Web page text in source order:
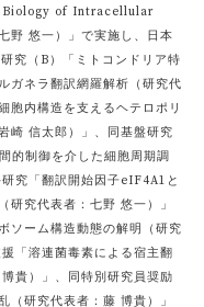
Biology of Intracellular
野 悠一）」で実施し、日本
究（B）「ミトコンドリア特
ガネラ翻訳網羅解析（研究代
胞内構造を支えるヘテロポリ
崎 信太郎）」、同基盤研究
的制御を介した細胞周期調
究「翻訳開始因子eIF4A1と
研究代表者：七野 悠一）」
ソーム構造動態の解明（研究
「溶連菌毒素による宿主翻
貴）」、同特別研究員奨励
（研究代表者：藤 博貴）」